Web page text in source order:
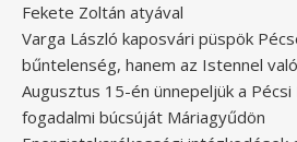
Fekete Zoltán atyával
Varga László kaposvári püspök
bűntelenség, hanem az Istennel
Augusztus 15-én ünnepeljük a
fogadalmi búcsúját Máriagyűdön